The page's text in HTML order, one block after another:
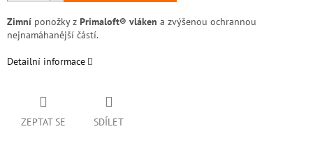
Zimní ponožky z Primaloft® vláken a zvýšenou ochrannou
nejnamáhanější částí.
Detailní informace
ZEPTAT SE SDÍLET